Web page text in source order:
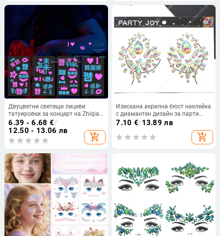
Двуцветни светещи лицеви
татуировки за концерт на Zhiqian
с Mayday, Zhang Shaohan и Jay
Chou – светещи лицеви стикери
6.39 - 6.68 €/
12.50 - 13.06 лв
add_shopping_cart
Изискана акрилна бюст наклейка
с диамантен дизайн за парти
украса XT019
7.10 €/13.89 лв
add_shopping_cart